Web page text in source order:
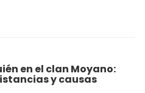
en el clan Moyano:
y causas